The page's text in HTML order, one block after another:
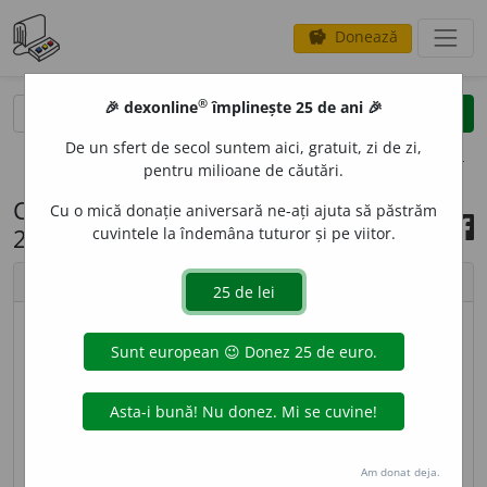
savings Donează
opțiuni
Cuvântul zilei, 14 noiembrie
2022
imagine ©Andrea Homorodean
BIL, -Ă, inamisibili, -e, adj.(Livr.) Care nu se
poate pierde; care rămâne. ♦ Care nu ți se poate
🎉 dexonline® împlinește 25 de ani 🎉
De un sfert de secol suntem aici, gratuit, zi de zi,
pentru milioane de căutări.
Cu o mică donație aniversară ne-ați ajuta să păstrăm
cuvintele la îndemâna tuturor și pe viitor.
Am donat deja.